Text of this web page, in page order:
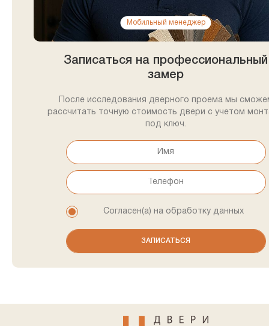
Мобильный менеджер
Записаться на профессиональный
замер
После исследования дверного проема мы
рассчитать точную стоимость двери с учетом
под ключ.
Согласен(а) на обработку данных